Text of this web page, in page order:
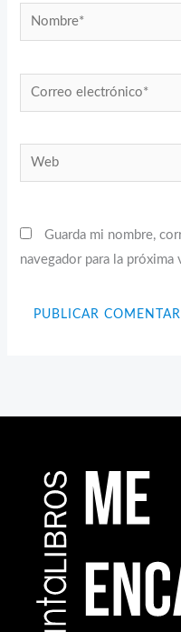
Nombre*
Correo
electrónico*
Web
Guarda mi nombre,
navegador para la próxima